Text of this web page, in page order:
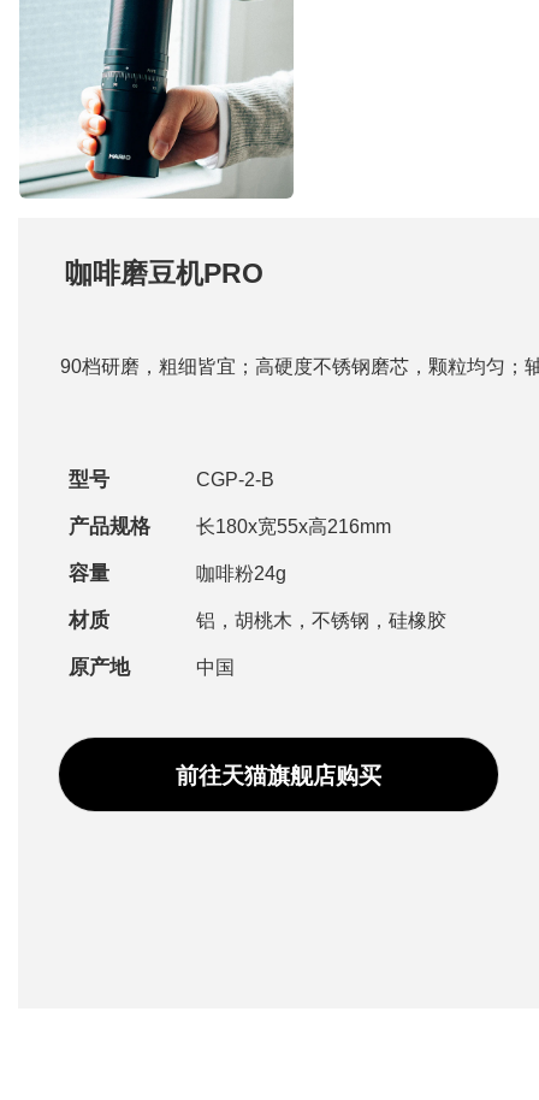
咖啡磨豆机PRO
90档研磨，粗细皆宜；高硬度不锈钢磨芯，颗粒均匀；
型号 CGP-2-B
产品规格 长180x宽55x高216mm
容量 咖啡粉24g
材质 铝，胡桃木，不锈钢，硅橡胶
原产地 中国
前往天猫旗舰店购买